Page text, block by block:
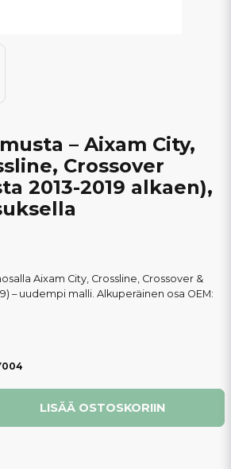
– Aixam City,
Crossover
2013-2019 alkaen),
Aixam City, Crossline, Crossover &
– uudempi malli. Alkuperäinen osa OEM:
LISÄÄ OSTOSKORIIN